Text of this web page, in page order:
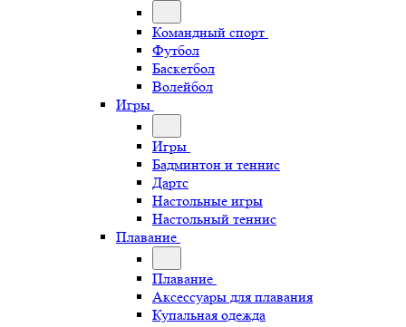
Командный спорт
Футбол
Баскетбол
Волейбол
Игры
Игры
Бадминтон и теннис
Дартс
Настольные игры
Настольный теннис
Плавание
Плавание
Аксессуары для плавания
Купальная одежда